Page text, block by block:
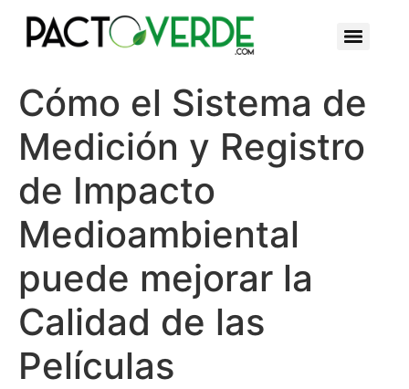
Cómo el Sistema de
Medición y Registro
de Impacto
Medioambiental
puede mejorar la
Calidad de las
Películas